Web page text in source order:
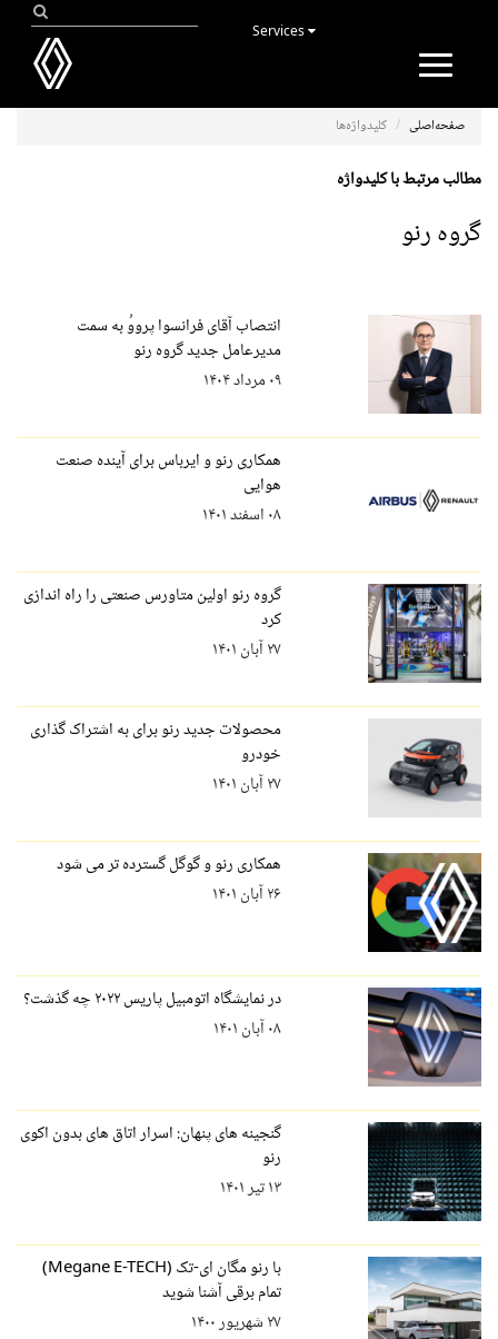
Toggle
صفحه‌اصلی کلیدواژه‌ها
مطالب مرتبط با کلیدواژه
گروه رنو
انتصاب آقای فرانسوا پرووُ به سمت
مدیرعامل جدید گروه رنو
۰۹ مرداد ۱۴۰۴
همکاری رنو و ایرباس برای آینده صنعت
هوایی
۰۸ اسفند ۱۴۰۱
گروه رنو اولین متاورس صنعتی را راه اندازی
کرد
۲۷ آبان ۱۴۰۱
محصولات جدید رنو برای به اشتراک گذاری
خودرو
۲۷ آبان ۱۴۰۱
همکاری رنو و گوگل گسترده تر می شود
۲۶ آبان ۱۴۰۱
در نمایشگاه اتومبیل پاریس ۲۰۲۲ چه گذشت؟
۰۸ آبان ۱۴۰۱
گنجینه های پنهان: اسرار اتاق های بدون اکوی
رنو
۱۳ تیر ۱۴۰۱
با رنو مگان ای-تک (Megane E-TECH)
تمام برقی آشنا شوید
۲۷ شهریور ۱۴۰۰